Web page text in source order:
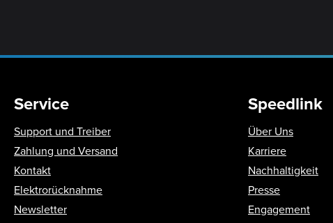
Service
Support und Treiber
Zahlung und Versand
Kontakt
Elektrorücknahme
Newsletter
Speedlink
Über Uns
Karriere
Nachhaltigkeit
Presse
Engagement